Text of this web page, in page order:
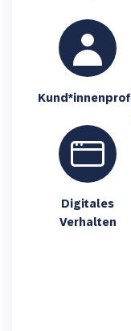
Digitales
Verhalten